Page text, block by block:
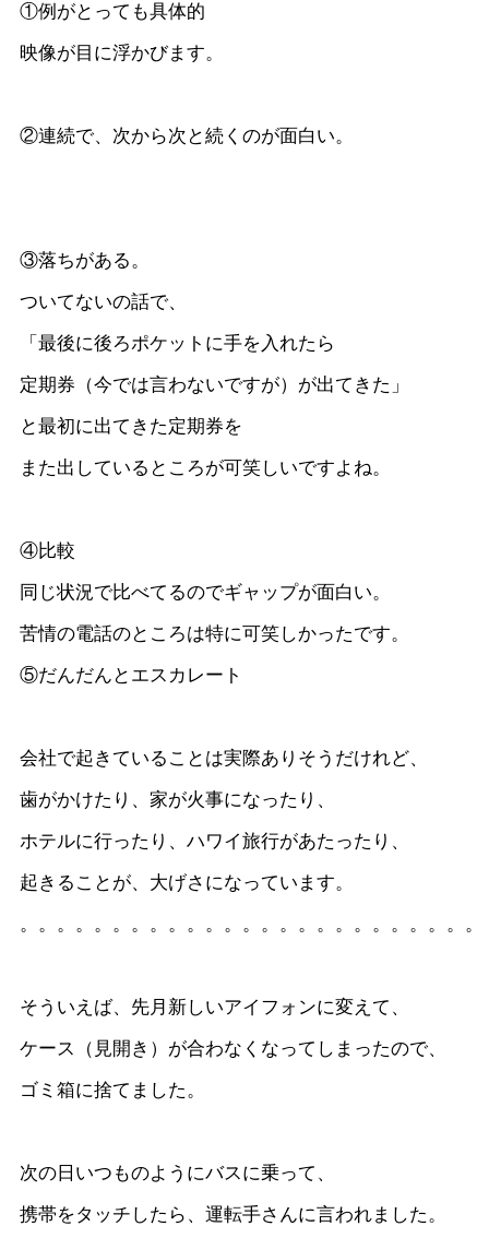
①例がとっても具体的
映像が目に浮かびます。
②連続で、次から次と続くのが面白い。
③落ちがある。
ついてないの話で、
「最後に後ろポケットに手を入れたら
定期券（今では言わないですが）が出てきた」
と最初に出てきた定期券を
また出しているところが可笑しいですよね。
④比較
同じ状況で比べてるのでギャップが面白い。
苦情の電話のところは特に可笑しかったです。
⑤だんだんとエスカレート
会社で起きていることは実際ありそうだけれど、
歯がかけたり、家が火事になったり、
ホテルに行ったり、ハワイ旅行があたったり、
起きることが、大げさになっています。
。。。。。。。。。。。。。。。。。。。。。。。。
そういえば、先月新しいアイフォンに変えて、
ケース（見開き）が合わなくなってしまったので、
ゴミ箱に捨てました。
次の日いつものようにバスに乗って、
携帯をタッチしたら、運転手さんに言われました。